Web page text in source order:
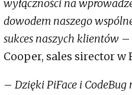
wyłączności na
dowodem naszego
sukces naszych klientów –
Cooper, sales sirector w
– Dzięki PiFace i